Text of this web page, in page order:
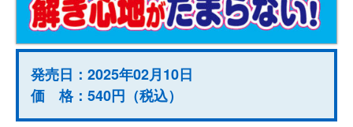
発売日：2025年02月10日
価 格：540円（税込）